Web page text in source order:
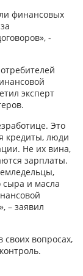
финансовых
-
эксперт
Это
кредиты, люди
Не их вина,
зарплаты.
сыра и масла
– заявил
вопросах,